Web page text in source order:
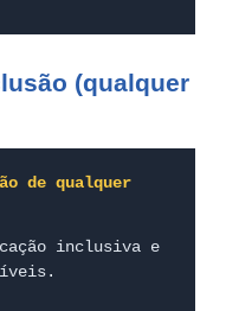
(qualquer
de qualquer
inclusiva e